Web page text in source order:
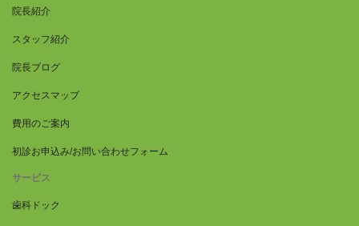
院長紹介
スタッフ紹介
院長ブログ
アクセスマップ
費用のご案内
初診お申込み/お問い合わせフォーム
サービス
歯科ドック